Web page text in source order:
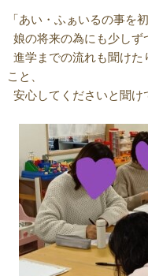
「あい・ふぁいるの事を
娘の将来の為にも少しず
進学までの流れも聞けた
こと、
安心してくださいと聞け